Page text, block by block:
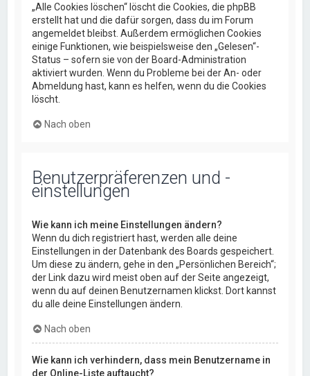
„Alle Cookies löschen“ löscht die Cookies, die phpBB
erstellt hat und die dafür sorgen, dass du im Forum
angemeldet bleibst. Außerdem ermöglichen Cookies
einige Funktionen, wie beispielsweise den „Gelesen“-
Status – sofern sie von der Board-Administration
aktiviert wurden. Wenn du Probleme bei der An- oder
Abmeldung hast, kann es helfen, wenn du die Cookies
löscht.
Nach oben
Benutzerpräferenzen und -
einstellungen
Wie kann ich meine Einstellungen ändern?
Wenn du dich registriert hast, werden alle deine
Einstellungen in der Datenbank des Boards gespeichert.
Um diese zu ändern, gehe in den „Persönlichen Bereich“;
der Link dazu wird meist oben auf der Seite angezeigt,
wenn du auf deinen Benutzernamen klickst. Dort kannst
du alle deine Einstellungen ändern.
Nach oben
Wie kann ich verhindern, dass mein Benutzername in
der Online-Liste auftaucht?